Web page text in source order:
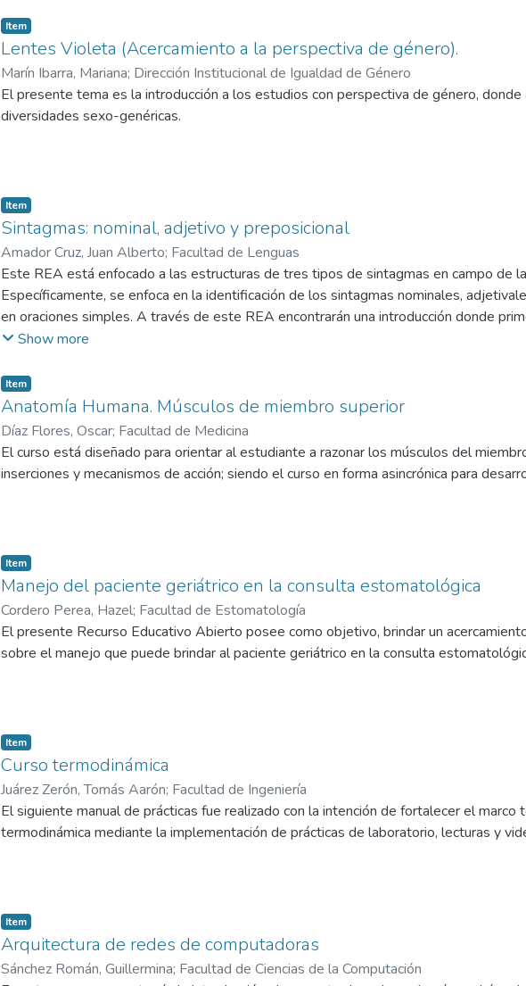
Item
Lentes Violeta (Acercamiento a la perspectiva de género).
Marín Ibarra, Mariana; Dirección Institucional de Igualdad de Género
El presente tema es la introducción a los estudios con perspectiva de género,
diversidades sexo-genéricas.
Item
Sintagmas: nominal, adjetivo y preposicional
Amador Cruz, Juan Alberto; Facultad de Lenguas
Este REA está enfocado a las estructuras de tres tipos de sintagmas en campo de
Específicamente, se enfoca en la identificación de los sintagmas nominales,
en oraciones simples. A través de este REA encontrarán una introducción donde
sintagma y núcleo. Posteriormente, brindamos videos explicativos por cada uno de
evaluación.
Show more
Item
Anatomía Humana. Músculos de miembro superior
Díaz Flores, Oscar; Facultad de Medicina
El curso está diseñado para orientar al estudiante a razonar los músculos del
inserciones y mecanismos de acción; siendo el curso en forma asincrónica para
Item
Manejo del paciente geriátrico en la consulta estomatológica
Cordero Perea, Hazel; Facultad de Estomatología
El presente Recurso Educativo Abierto posee como objetivo, brindar un
sobre el manejo que puede brindar al paciente geriátrico en la consulta
Item
Curso termodinámica
Juárez Zerón, Tomás Aarón; Facultad de Ingeniería
El siguiente manual de prácticas fue realizado con la intención de fortalecer el marco
termodinámica mediante la implementación de prácticas de laboratorio, lecturas y
Item
Arquitectura de redes de computadoras
Sánchez Román, Guillermina; Facultad de Ciencias de la Computación